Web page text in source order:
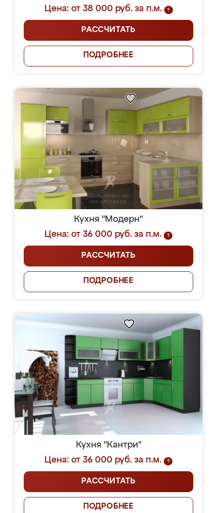
Цена: от 38 000 руб. за п.м.
?
РАССЧИТАТЬ
ПОДРОБНЕЕ
Кухня "Модерн"
Цена: от 36 000 руб. за п.м.
?
РАССЧИТАТЬ
ПОДРОБНЕЕ
Кухня "Кантри"
Цена: от 36 000 руб. за п.м.
?
РАССЧИТАТЬ
ПОДРОБНЕЕ